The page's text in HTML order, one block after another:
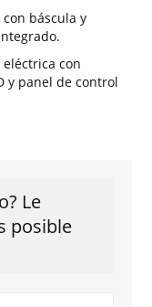
báscula y
con
y panel de control
Le
posible